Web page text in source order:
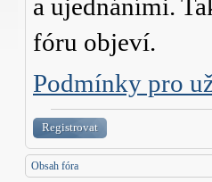
a ujednáními.
fóru objeví.
Podmínky pro
Registrovat
Obsah fóra